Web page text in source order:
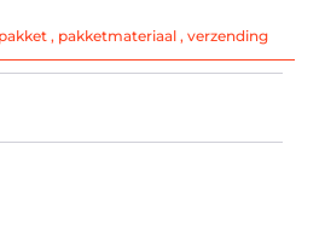
pakket , pakketmateriaal , verzending